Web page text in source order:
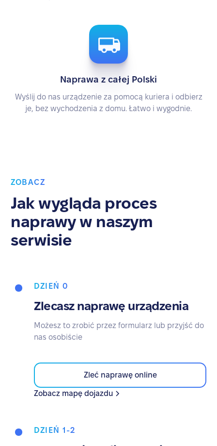
Naprawa z całej Polski
Wyślij do nas urządzenie za pomocą kuriera i odbierz
je, bez wychodzenia z domu. Łatwo i wygodnie.
ZOBACZ
Jak wygląda proces
naprawy w naszym
serwisie
DZIEŃ 0
Zlecasz naprawę urządzenia
Możesz to zrobić przez formularz lub przyjść do
nas osobiście
Zleć naprawę online
Zobacz mapę dojazdu
DZIEŃ 1-2